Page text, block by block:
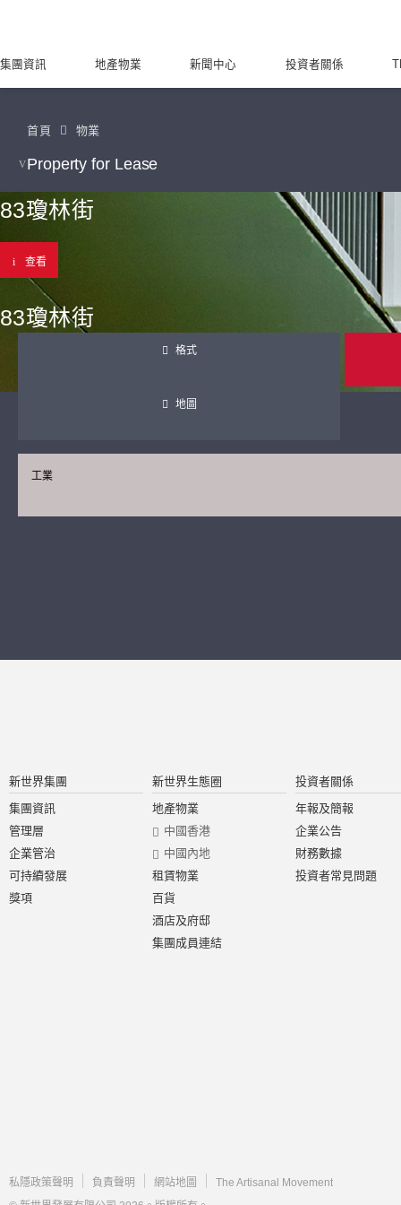
集團資訊 地產物業 新聞中心 投資者關係
首頁 物業
Property for Lease
83瓊林街
查看
83瓊林街
格式
地圖
工業
新世界集團
集團資訊
管理層
企業管治
可持續發展
獎項
新世界生態圈
地產物業
中國香港
中國內地
租賃物業
百貨
酒店及府邸
集團成員連結
投資者關係
年報及簡報
企業公告
財務數據
投資者常見問題
私隱政策聲明 負責聲明 網站地圖
The Artisanal Movement